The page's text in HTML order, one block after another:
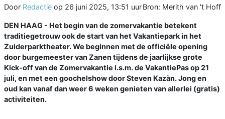
Door Redactie op 26 juni 2025, 13:51 uurBron: Merith van 't Hoff
DEN HAAG - Het begin van de zomervakantie betekent
traditiegetrouw ook de start van het Vakantiepark in het
Zuiderparktheater. We beginnen met de officiële opening
door burgemeester van Zanen tijdens de jaarlijkse grote
Kick-off van de Zomervakantie i.s.m. de VakantiePas op 21
juli, en met een goochelshow door Steven Kazàn. Jong en
oud kan vanaf dan weer 6 weken genieten van allerlei (gratis)
activiteiten.